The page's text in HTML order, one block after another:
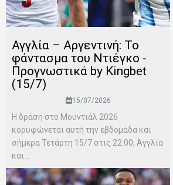
Αγγλία – Αργεντινή: Το
φάντασμα του Ντιέγκο -
Προγνωστικά by Kingbet
(15/7)
15/07/2026
Η δράση στο Μουντιάλ 2026
κορυφώνεται αυτή την εβδομάδα και
σήμερα Τετάρτη 15/7 στις 22:00, Αγγλία
και...